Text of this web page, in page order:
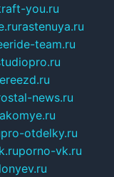
you.ru
rastenuya.ru
team.ru
news.ru
pro-otdelky.ru
porno-vk.ru